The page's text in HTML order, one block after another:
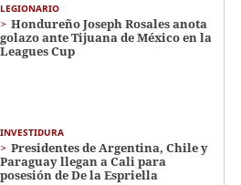
LEGIONARIO
Hondureño Joseph Rosales anota
golazo ante Tijuana de México en la
Leagues Cup
INVESTIDURA
Presidentes de Argentina, Chile y
Paraguay llegan a Cali para
posesión de De la Espriella